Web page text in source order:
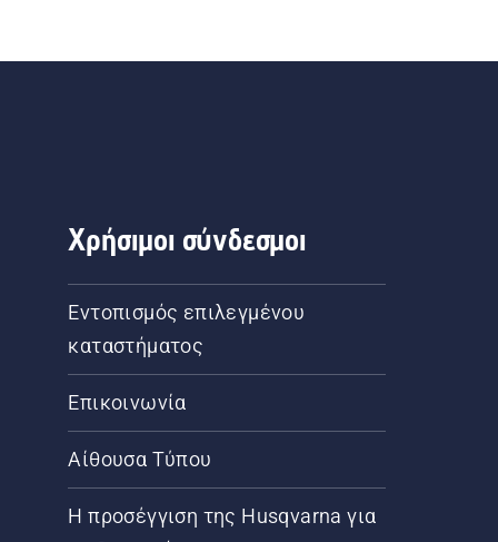
Χρήσιμοι σύνδεσμοι
Εντοπισμός επιλεγμένου
καταστήματος
Επικοινωνία
Αίθουσα Τύπου
Η προσέγγιση της Husqvarna για